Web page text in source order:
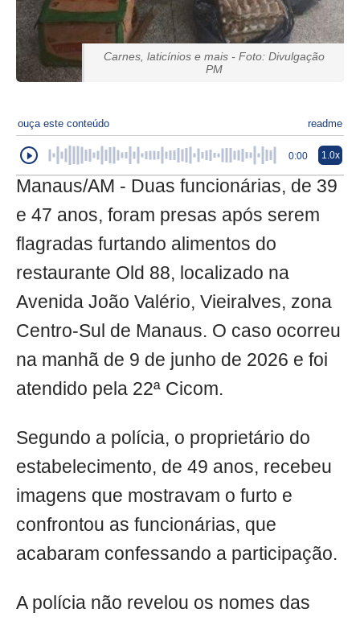
Carnes, laticínios e mais - Foto: Divulgação
PM
ouça este conteúdo readme
0:00 1.0x
Manaus/AM - Duas funcionárias, de 39
e 47 anos, foram presas após serem
flagradas furtando alimentos do
restaurante Old 88, localizado na
Avenida João Valério, Vieiralves, zona
Centro-Sul de Manaus. O caso ocorreu
na manhã de 9 de junho de 2026 e foi
atendido pela 22ª Cicom.
Segundo a polícia, o proprietário do
estabelecimento, de 49 anos, recebeu
imagens que mostravam o furto e
confrontou as funcionárias, que
acabaram confessando a participação.
A polícia não revelou os nomes das